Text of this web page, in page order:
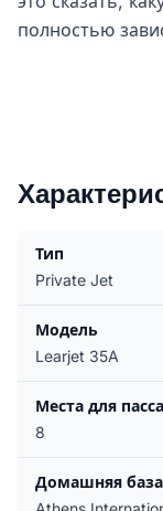
полностью
Тип
Private Jet
Модель
Learjet 35A
Места для
8
Домашняя база